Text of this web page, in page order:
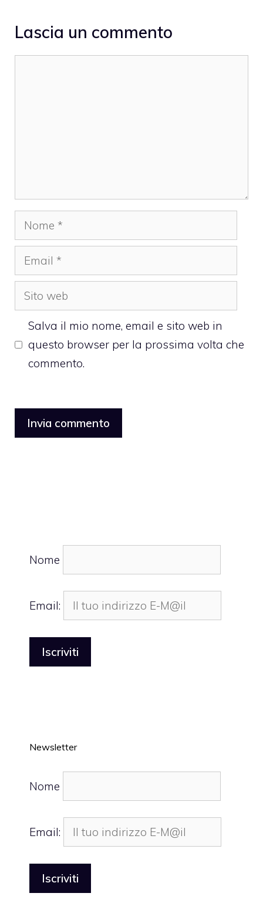
Lascia un commento
Nome
Email
Sito
web
Salva il mio nome, email e sito web in
questo browser per la prossima volta che
commento.
Nome
Email:
Newsletter
Nome
Email: